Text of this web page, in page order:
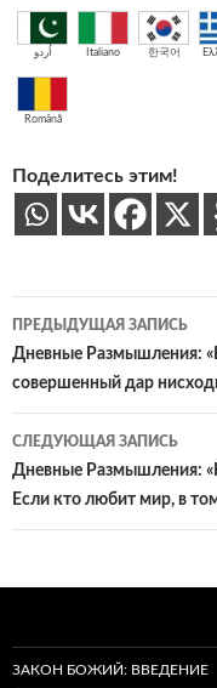
اُردو Italiano 한국어
Română
Поделитесь этим!
Навигация
по
записям
ПРЕДЫДУЩАЯ ЗАПИСЬ
Дневные Размышления:
совершенный дар
СЛЕДУЮЩАЯ ЗАПИСЬ
Дневные Размышления:
Если кто любит мир, в
ЗАКОН БОЖИЙ: ВВЕДЕНИЕ